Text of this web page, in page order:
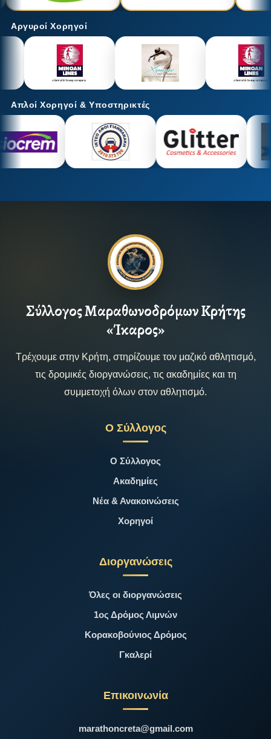
Αργυροί Χορηγοί
Απλοί Χορηγοί & Υποστηρικτές
Σύλλογος Μαραθωνοδρόμων Κρήτης
«Ίκαρος»
Τρέχουμε στην Κρήτη, στηρίζουμε τον μαζικό αθλητισμό,
τις δρομικές διοργανώσεις, τις ακαδημίες και τη
συμμετοχή όλων στον αθλητισμό.
Ο Σύλλογος
Ο Σύλλογος
Ακαδημίες
Νέα & Ανακοινώσεις
Χορηγοί
Διοργανώσεις
Όλες οι διοργανώσεις
1ος Δρόμος Λιμνών
Κορακοβούνιος Δρόμος
Γκαλερί
Επικοινωνία
marathoncreta@gmail.com